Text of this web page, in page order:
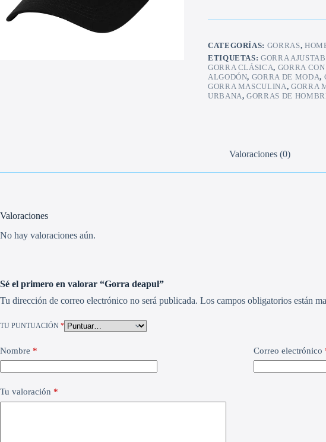
CATEGORÍAS: GORRAS,
ETIQUETAS:GORRA
GORRA CLÁSICA, GORRA
ALGODÓN, GORRA DE MODA,
GORRA MASCULINA, GORRA
URBANA,GORRAS DE
Valoraciones (0)
Valoraciones
No hay valoraciones aún.
Sé el primero en valorar “Gorra deapul”
Tu dirección de correo electrónico no será publicada. Los campos obligatorios están
TU PUNTUACIÓN *
Nombre * Correo electrónico
Tu valoración *